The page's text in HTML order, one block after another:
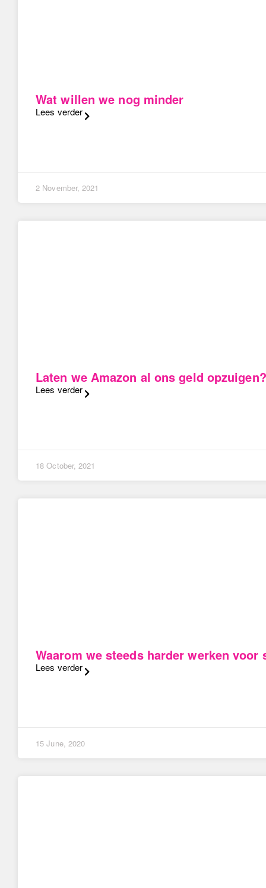
Wat willen we nog minder
Lees verder
2 November, 2021
Laten we Amazon al ons geld opzuigen?
Lees verder
18 October, 2021
Waarom we steeds harder werken voor
Lees verder
15 June, 2020